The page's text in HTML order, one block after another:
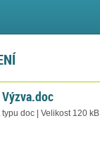
typu doc | Velikost 120 kB